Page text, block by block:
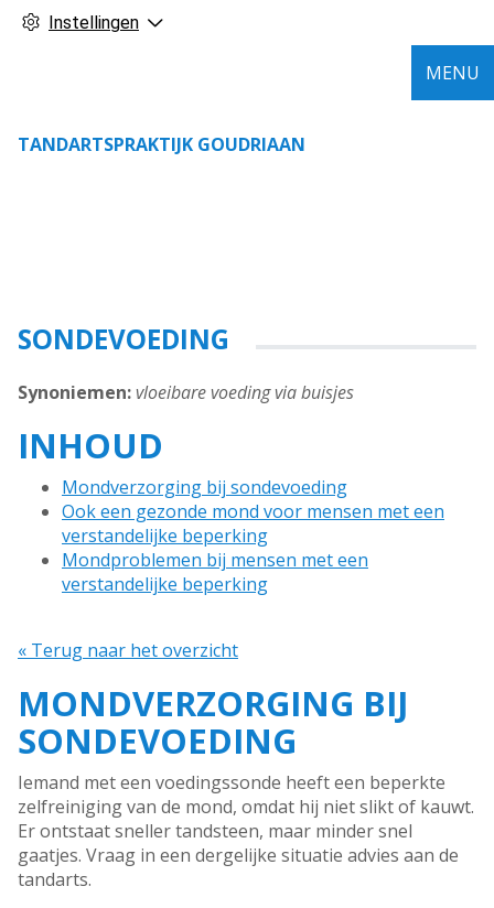
Instellingen
TANDARTSPRAKTIJK GOUDRIAAN
MENU
SONDEVOEDING
Synoniemen:vloeibare voeding via buisjes
INHOUD
Mondverzorging bij sondevoeding
Ook een gezonde mond voor mensen met een
verstandelijke beperking
Mondproblemen bij mensen met een
verstandelijke beperking
« Terug naar het overzicht
MONDVERZORGING BIJ
SONDEVOEDING
Iemand met een voedingssonde heeft een beperkte
zelfreiniging van de mond, omdat hij niet slikt of kauwt.
Er ontstaat sneller tandsteen, maar minder snel
gaatjes. Vraag in een dergelijke situatie advies aan de
tandarts.